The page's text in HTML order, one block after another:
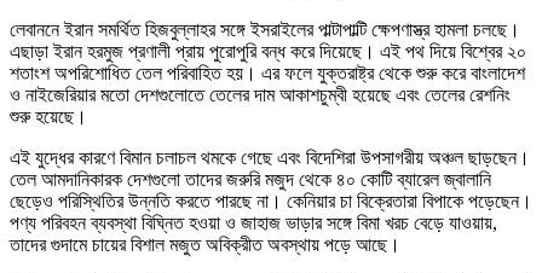
লেবাননে ইরান সমর্থিত হিজবুল্লাহর সঙ্গে ইসরাইলের পাল্টাপাল্টি ক্ষেপণাস্ত্র হামলা চলছে।
এছাড়া ইরান হরমুজ প্রণালী প্রায় পুরোপুরি বন্ধ করে দিয়েছে। এই পথ দিয়ে বিশ্বের ২০
শতাংশ অপরিশোধিত তেল পরিবাহিত হয়। এর ফলে যুক্তরাষ্ট্র থেকে শুরু করে বাংলাদেশ
ও নাইজেরিয়ার মতো দেশগুলোতে তেলের দাম আকাশচুম্বী হয়েছে এবং তেলের রেশনিং
শুরু হয়েছে।
এই যুদ্ধের কারণে বিমান চলাচল থমকে গেছে এবং বিদেশিরা উপসাগরীয় অঞ্চল ছাড়ছেন।
তেল আমদানিকারক দেশগুলো তাদের জরুরি মজুদ থেকে ৪০ কোটি ব্যারেল জ্বালানি
ছেড়েও পরিস্থিতির উন্নতি করতে পারছে না। কেনিয়ার চা বিক্রেতারা বিপাকে পড়েছেন।
পণ্য পরিবহন ব্যবস্থা বিঘ্নিত হওয়া ও জাহাজ ভাড়ার সঙ্গে বিমা খরচ বেড়ে যাওয়ায়,
তাদের গুদামে চায়ের বিশাল মজুত অবিক্রীত অবস্থায় পড়ে আছে।